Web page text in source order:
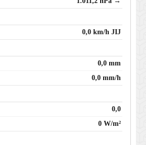
0,0 km/h JIJ
0,0 mm
0,0 mm/h
0,0
0 W/m²